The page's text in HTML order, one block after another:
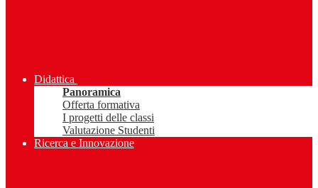
Didattica
Panoramica
Offerta formativa
I progetti delle classi
Valutazione Studenti
Ricerca e Innovazione